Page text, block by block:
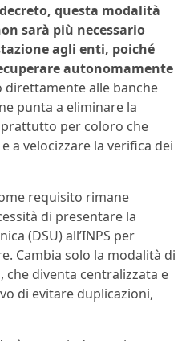
questa modalità
sarà più necessario
agli enti, poiché
autonomamente
direttamente alle banche
punta a eliminare la
per coloro che
a velocizzare la verifica dei
requisito rimane
di presentare la
(DSU) all’INPS per
Cambia solo la modalità di
diventa centralizzata e
di evitare duplicazioni,